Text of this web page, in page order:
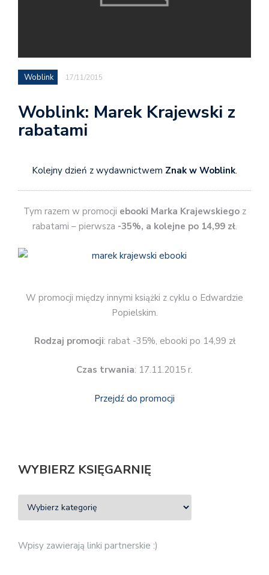
Woblink 17/11/2015
Woblink: Marek Krajewski z
rabatami
Kolejny dzień z wydawnictwem Znak w Woblink.
Tym razem w promocji ebooki Marka Krajewskiegoz
rabatami – pierwsza -35%, a kolejne po 14,99 zł.
W promocji między innymi książki z cyklu o Edwardzie
Popielskim.
Rodzaj promocji: rabat -35%, ebooki po 14,99 zł
Czas trwania: 17.11.2015 r.
Przejdź do promocji
WYBIERZ KSIĘGARNIĘ
Wpisy zawierają linki partnerskie :)